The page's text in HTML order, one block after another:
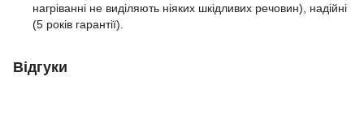
нагріванні не виділяють ніяких шкідливих речовин), надійні
(5 років гарантії).
Відгуки